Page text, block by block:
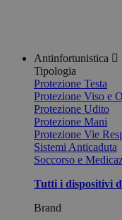
Antinfortunistica
Tipologia
Protezione Testa
Protezione Viso e
Protezione Udito
Protezione Mani
Protezione Vie
Sistemi Anticaduta
Soccorso e
Tutti i dispositivi
Brand